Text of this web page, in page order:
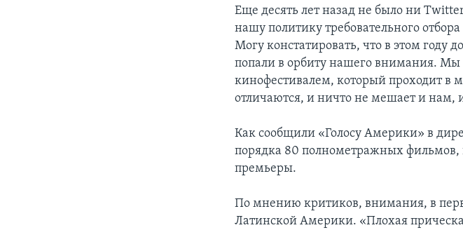
Еще десять лет назад не было ни
нашу политику требовательного
Могу констатировать, что в этом году
попали в орбиту нашего внимания.
кинофестивалем, который проходит в
отличаются, и ничто не мешает и нам,
Как сообщили «Голосу Америки» в
порядка 80 полнометражных фильмов,
премьеры.
По мнению критиков, внимания, в
Латинской Америки. «Плохая